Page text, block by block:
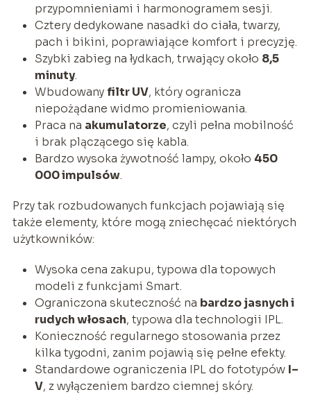
przypomnieniami i harmonogramem sesji.
Cztery dedykowane nasadki do ciała, twarzy,
pach i bikini, poprawiające komfort i precyzję.
Szybki zabieg na łydkach, trwający około 8,5
minuty.
Wbudowany filtr UV, który ogranicza
niepożądane widmo promieniowania.
Praca na akumulatorze, czyli pełna mobilność
i brak plączącego się kabla.
Bardzo wysoka żywotność lampy, około 450
000 impulsów.
Przy tak rozbudowanych funkcjach pojawiają się
także elementy, które mogą zniechęcać niektórych
użytkowników:
Wysoka cena zakupu, typowa dla topowych
modeli z funkcjami Smart.
Ograniczona skuteczność na bardzo jasnych i
rudych włosach, typowa dla technologii IPL.
Konieczność regularnego stosowania przez
kilka tygodni, zanim pojawią się pełne efekty.
Standardowe ograniczenia IPL do fototypów I–
V, z wyłączeniem bardzo ciemnej skóry.